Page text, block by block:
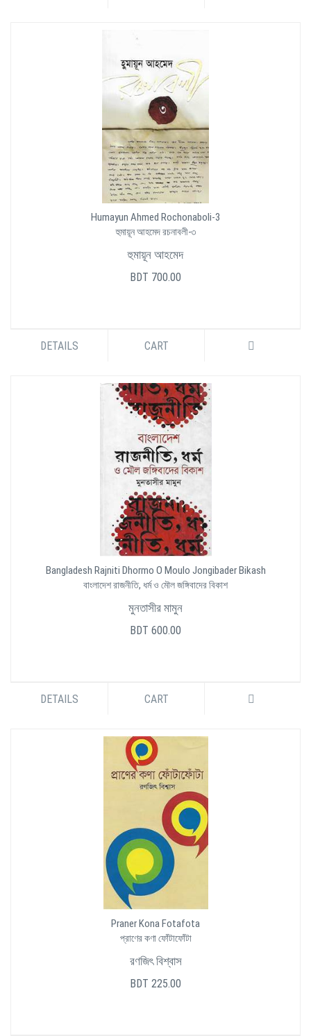
Humayun Ahmed Rochonaboli-3
হুমায়ূন আহমেদ রচনাবলী-৩
হুমায়ূন আহমেদ
BDT 700.00
DETAILS CART
Bangladesh Rajniti Dhormo O Moulo Jongibader Bikash
বাংলাদেশ রাজনীতি, ধর্ম ও মৌল জঙ্গিবাদের বিকাশ
মুনতাসীর মামুন
BDT 600.00
DETAILS CART
Praner Kona Fotafota
প্রাণের কণা ফোঁটাফোঁটা
রণজিৎ বিশ্বাস
BDT 225.00